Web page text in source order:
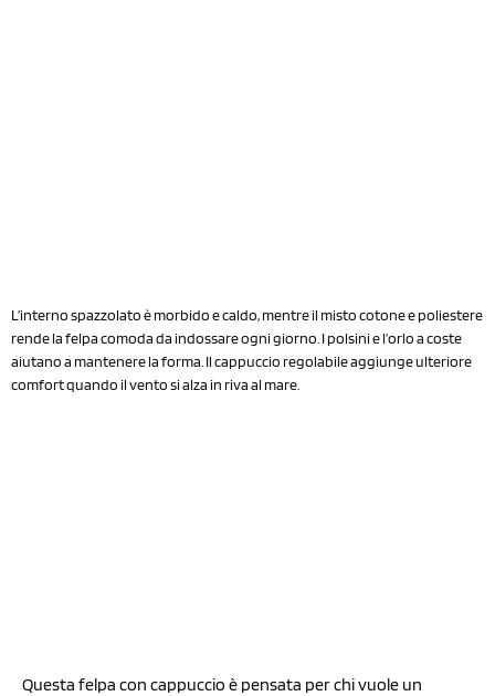
L’interno spazzolato è morbido e caldo, mentre il misto cotone e poliestere
rende la felpa comoda da indossare ogni giorno. I polsini e l’orlo a coste
aiutano a mantenere la forma. Il cappuccio regolabile aggiunge ulteriore
comfort quando il vento si alza in riva al mare.
Questa felpa con cappuccio è pensata per chi vuole un